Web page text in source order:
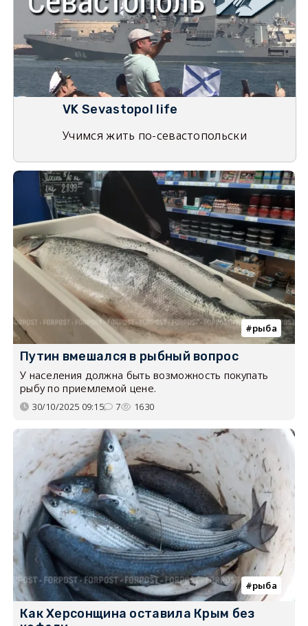
VK Sevastopol life
Учимся жить по-севастопольски
рыба
Путин вмешался в рыбный вопрос
У населения должна быть возможность покупать
рыбу по приемлемой цене.
30/10/2025 09:15 7 1630
рыба
Как Херсонщина оставила Крым без